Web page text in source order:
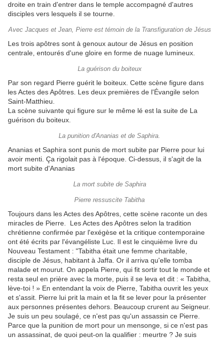
droite en train d'entrer dans le temple accompagné d'autres
disciples vers lesquels il se tourne.
Avec Jacques et Jean, Pierre est témoin de la Transfiguration de Jésus
Les trois apôtres sont à genoux autour de Jésus en position
centrale, entourés d'une gloire en forme de nuage lumineux.
La guérison du boiteux
Par son regard Pierre guérit le boiteux. Cette scène figure dans
les Actes des Apôtres. Les deux premières de l'Évangile selon
Saint-Matthieu.
La scène suivante qui figure sur le même lé est la suite de La
guérison du boiteux.
La punition d'Ananias et de Saphira.
Ananias et Saphira sont punis de mort subite par Pierre pour lui
avoir menti. Ça rigolait pas à l'époque. Ci-dessus, il s'agit de la
mort subite d'Ananias
La mort subite de Saphira
Pierre ressuscite Tabitha
Toujours dans les Actes des Apôtres, cette scène raconte un des
miracles de Pierre. Les Actes des Apôtres selon la tradition
chrétienne confirmée par l'exégèse et la critique contemporaine
ont été écrits par l'évangéliste Luc. Il est le cinquième livre du
Nouveau Testament : "Tabitha était une femme charitable,
disciple de Jésus, habitant à Jaffa. Or il arriva qu'elle tomba
malade et mourut. On appela Pierre, qui fit sortir tout le monde et
resta seul en prière avec la morte, puis il se leva et dit : « Tabitha,
lève-toi ! » En entendant la voix de Pierre, Tabitha ouvrit les yeux
et s'assit. Pierre lui prit la main et la fit se lever pour la présenter
aux personnes présentes dehors. Beaucoup crurent au Seigneur.
Je suis un peu soulagé, ce n'est pas qu'un assassin ce Pierre.
Parce que la punition de mort pour un mensonge, si ce n'est pas
un assassinat, de quoi peut-on la qualifier : meurtre ? Je suis